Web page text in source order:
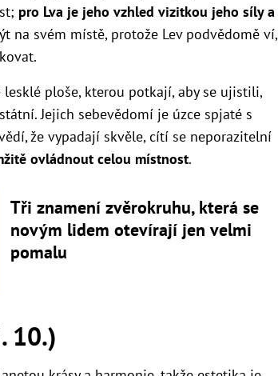
pro Lva je jeho vzhled vizitkou jeho síly a
na svém místě, protože Lev podvědomě ví,
ploše, kterou potkají, aby se ujistili,
Jejich sebevědomí je úzce spjaté s
že vypadají skvěle, cítí se neporazitelní
ovládnout celou místnost.
Tři znamení zvěrokruhu, která se
novým lidem otevírají jen velmi
pomalu
10.)